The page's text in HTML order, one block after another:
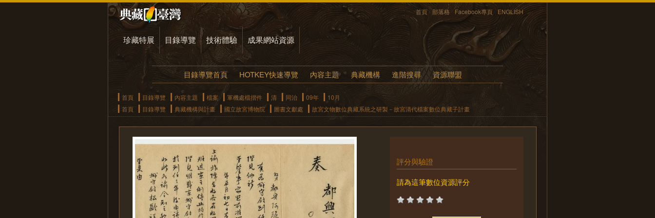
首頁 部落格 Facebook專頁 ENGLISH
珍藏特展 目錄導覽 技術體驗 成果網站資源
目錄導覽首頁 HOTKEY快速導覽 內容主題 典藏機構 進階搜尋 資源聯盟
首頁 目錄導覽 內容主題 檔案 軍機處檔摺件 清 同治 09年
10月
首頁
目錄導覽 典藏機構與計畫 國立故宮博物院 圖書文獻處 故宮文物數位典藏系統之研製－故宮清代檔案數位典藏子計畫
評分與驗證
請為這筆數位資源評分